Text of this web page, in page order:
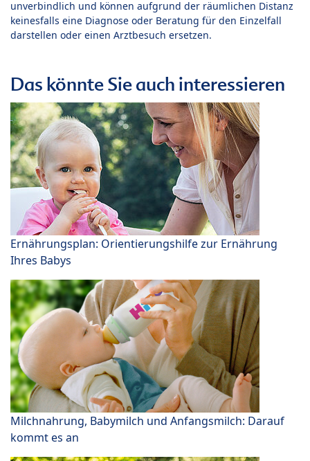
unverbindlich und können aufgrund der räumlichen Distanz
keinesfalls eine Diagnose oder Beratung für den Einzelfall
darstellen oder einen Arztbesuch ersetzen.
Das könnte Sie auch interessieren
Ernährungsplan: Orientierungshilfe zur Ernährung
Ihres Babys
Milchnahrung, Babymilch und Anfangsmilch: Darauf
kommt es an